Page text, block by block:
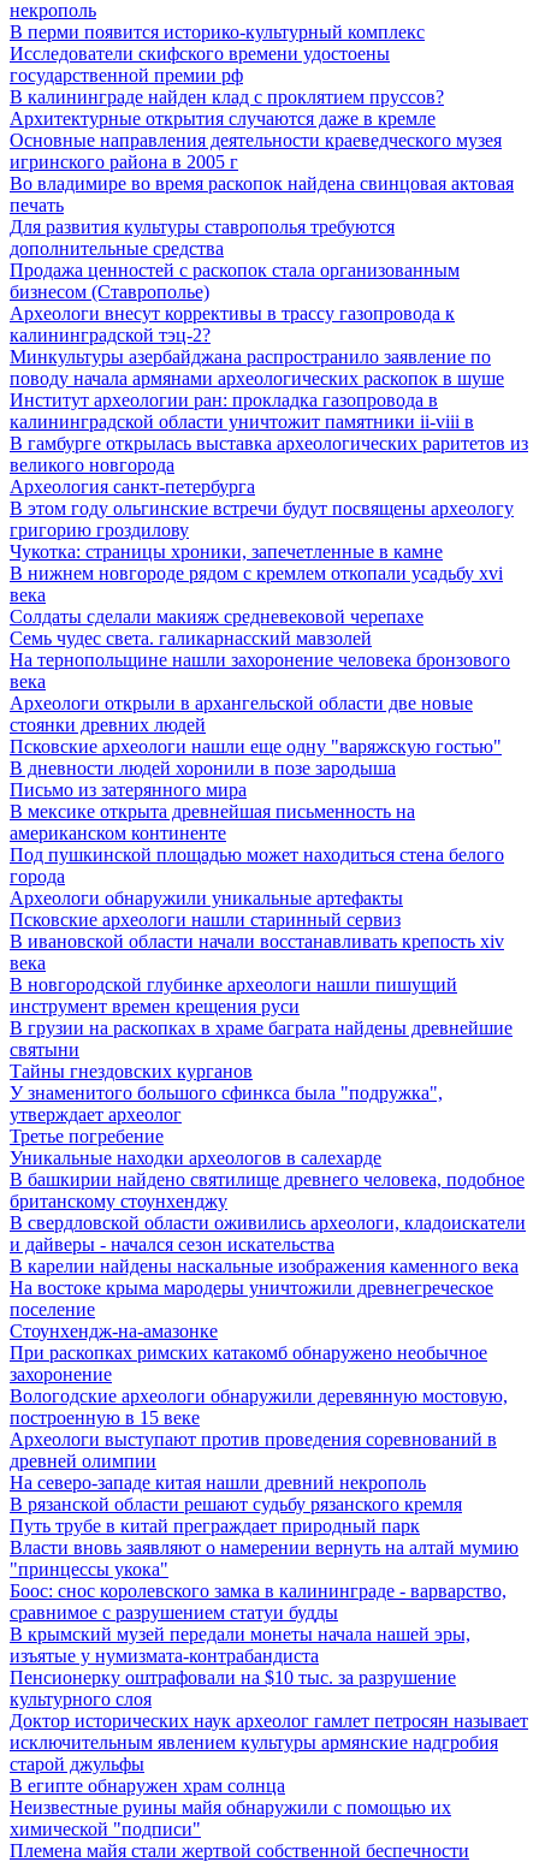
некрополь
В перми появится историко-культурный комплекс
Исследователи скифского времени удостоены
государственной премии рф
В калининграде найден клад с проклятием пруссов?
Архитектурные открытия случаются даже в кремле
Основные направления деятельности краеведческого музея
игринского района в 2005 г
Во владимире во время раскопок найдена свинцовая актовая
печать
Для развития культуры ставрополья требуются
дополнительные средства
Продажа ценностей с раскопок стала организованным
бизнесом (Ставрополье)
Археологи внесут коррективы в трассу газопровода к
калининградской тэц-2?
Минкультуры азеpбайджана распространило заявление по
поводу начала аpмянами археологических раскопок в шуше
Институт археологии ран: прокладка газопровода в
калининградской области уничтожит памятники ii-viii в
В гамбурге открылась выставка археологических раритетов из
великого новгорода
Археология санкт-петербурга
В этом году ольгинские встречи будут посвящены археологу
григорию гроздилову
Чукотка: страницы хроники, запечетленные в камне
В нижнем новгороде рядом с кремлем откопали усадьбу xvi
века
Солдаты сделали макияж средневековой черепахе
Семь чудес света. галикарнасский мавзолей
На тернопольщине нашли захоронение человека бронзового
века
Археологи открыли в архангельской области две новые
стоянки древних людей
Псковские археологи нашли еще одну "варяжскую гостью"
В дневности людей хоронили в позе зародыша
Письмо из затерянного мира
В мексике открыта древнейшая письменность на
американском континенте
Под пушкинской площадью может находиться стена белого
города
Археологи обнаружили уникальные артефакты
Псковские археологи нашли старинный сервиз
В ивановской области начали восстанавливать крепость xiv
века
В новгородской глубинке археологи нашли пишущий
инструмент времен крещения руси
В грузии на раскопках в храме баграта найдены древнейшие
святыни
Тайны гнездовских курганов
У знаменитого большого сфинкса была "подружка",
утверждает археолог
Третье погребение
Уникальные находки археологов в салехарде
В башкирии найдено святилище древнего человека, подобное
британскому стоунхенджу
В свердловской области оживились археологи, кладоискатели
и дайверы - начался сезон искательства
В карелии найдены наскальные изображения каменного века
На востоке крыма мародеры уничтожили древнегреческое
поселение
Стоунхендж-на-амазонке
При раскопках римских катакомб обнаружено необычное
захоронение
Вологодские археологи обнаружили деревянную мостовую,
построенную в 15 веке
Археологи выступают против проведения соревнований в
древней олимпии
На северо-западе китая нашли древний некрополь
В рязанской области решают судьбу рязанского кремля
Путь трубе в китай преграждает природный парк
Власти вновь заявляют о намерении вернуть на алтай мумию
"принцессы укока"
Боос: снос королевского замка в калининграде - варварство,
сравнимое с разрушением статуи будды
В крымский музей передали монеты начала нашей эры,
изъятые у нумизмата-контрабандиста
Пенсионерку оштрафовали на $10 тыс. за разрушение
культурного слоя
Доктор исторических наук археолог гамлет петросян называет
исключительным явлением культуры армянские надгробия
старой джульфы
В египте обнаружен храм солнца
Неизвестные руины майя обнаружили с помощью их
химической "подписи"
Племена майя стали жертвой собственной беспечности